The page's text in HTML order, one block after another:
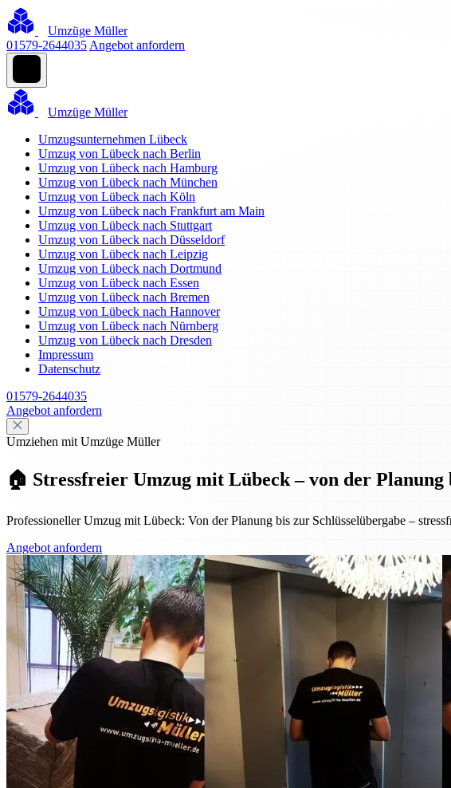
Umzüge Müller
01579-2644035 Angebot anfordern
Umzüge Müller
Umzugsunternehmen Lübeck
Umzug von Lübeck nach Berlin
Umzug von Lübeck nach Hamburg
Umzug von Lübeck nach München
Umzug von Lübeck nach Köln
Umzug von Lübeck nach Frankfurt am Main
Umzug von Lübeck nach Stuttgart
Umzug von Lübeck nach Düsseldorf
Umzug von Lübeck nach Leipzig
Umzug von Lübeck nach Dortmund
Umzug von Lübeck nach Essen
Umzug von Lübeck nach Bremen
Umzug von Lübeck nach Hannover
Umzug von Lübeck nach Nürnberg
Umzug von Lübeck nach Dresden
Impressum
Datenschutz
01579-2644035
Angebot anfordern
Umziehen mit Umzüge Müller
🏠 Stressfreier Umzug mit Lübeck – von der Planung
Professioneller Umzug mit Lübeck: Von der Planung bis zur Schlüsselübergabe –
Angebot anfordern